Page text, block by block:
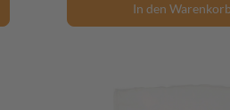
In den Warenkorb